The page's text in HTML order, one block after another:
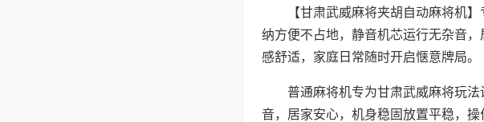
【甘肃武威麻将夹胡自动麻将机
纳方便不占地，静音机芯运行无杂音
感舒适，家庭日常随时开启惬意牌局。
普通麻将机专为甘肃武威麻将玩
音，居家安心，机身稳固放置平稳，操